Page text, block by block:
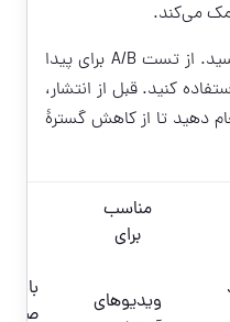
می‌کند.
عنوان و توضیحات حرفه‌ای بنویسید. از تست A/B برای پیدا
کنید. قبل از انتشار،
دهید تا از کاهش گسترهٔ
مناسب
برای
ویدیوهای
بالا در